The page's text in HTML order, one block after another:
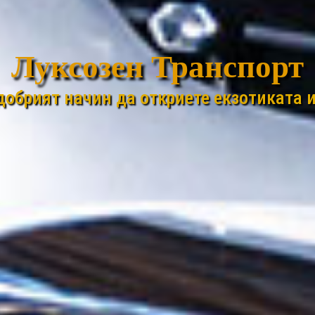
Луксозен Транспорт
начин да откриете екзотиката